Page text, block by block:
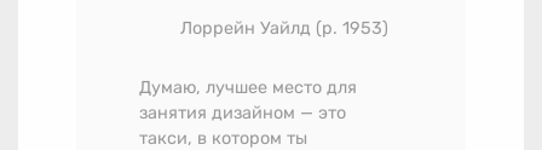
Лоррейн Уайлд (р. 1953)
Думаю, лучшее место для
занятия дизайном — это
такси, в котором ты